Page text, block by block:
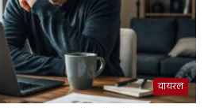
वायरल